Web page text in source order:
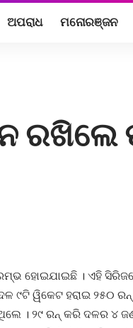
ଅପରାଧ ମନୋରଞ୍ଜନ
ରଖିଲେ
ହୋଇଯାଇଛି । ଏହି
୯ଟି ୱିକେଟ ହରାଇ ୨୫୦
। ୨୯ ରନ୍ କରି ଦଳର ୪